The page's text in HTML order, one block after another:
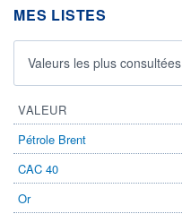
Non éligible
Boursobank
MES LISTES
Valeurs les plus consultées
VALEUR
Pétrole Brent
CAC 40
Or